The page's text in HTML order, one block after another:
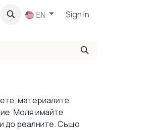
EN Sign in
материалите,
Моля имайте
до реалните. Също